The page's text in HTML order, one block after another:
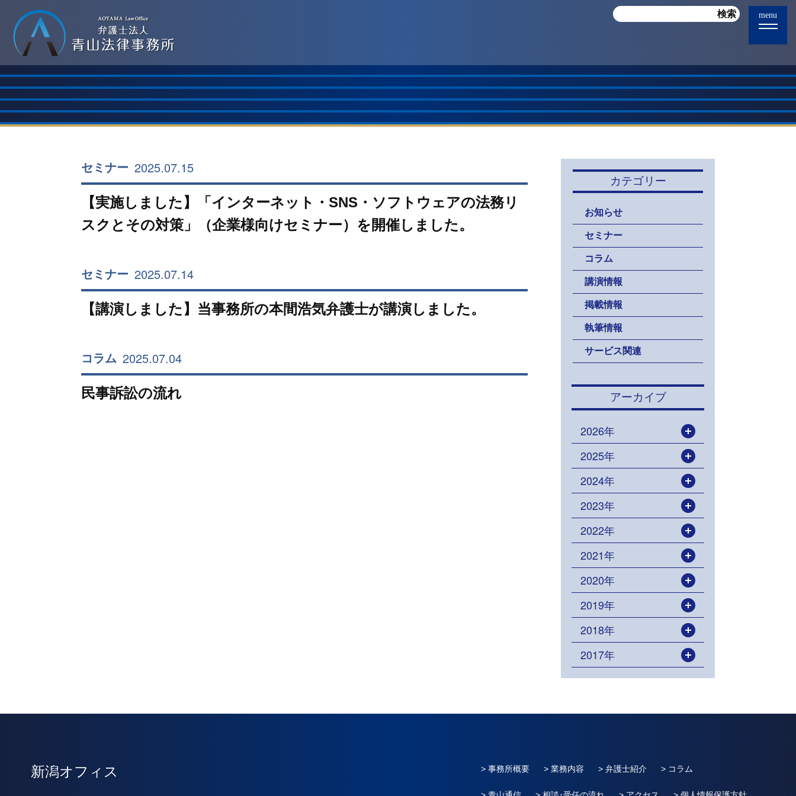
menu
セミナー 2025.07.15
【実施しました】「インターネット・SNS・ソフトウェアの法務リ
スクとその対策」（企業様向けセミナー）を開催しました。
セミナー 2025.07.14
【講演しました】当事務所の本間浩気弁護士が講演しました。
コラム 2025.07.04
民事訴訟の流れ
カテゴリー
お知らせ
セミナー
コラム
講演情報
掲載情報
執筆情報
サービス関連
アーカイブ
2026年
2025年
2024年
2023年
2022年
2021年
2020年
2019年
2018年
2017年
新潟オフィス > 事務所概要 > 業務内容 > 弁護士紹介 > コラム